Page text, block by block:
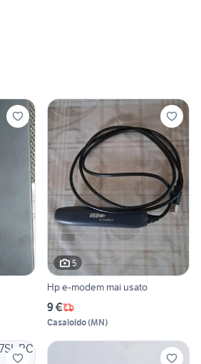
5
Hp e-modem mai usato
9 €
Casaloldo(MN)